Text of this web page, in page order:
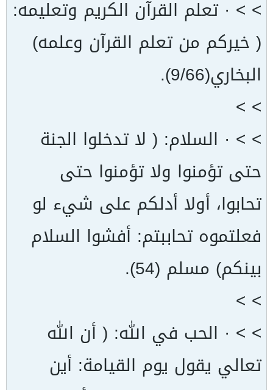
> > · تعلم القرآن الكريم وتعليمه:
( خيركم من تعلم القرآن وعلمه)
البخاري(9/66).
> >
> > · السلام: ( لا تدخلوا الجنة
حتى تؤمنوا ولا تؤمنوا حتى
تحابوا، أولا أدلكم على شيء لو
فعلتموه تحاببتم: أفشوا السلام
بينكم) مسلم (54).
> >
> > · الحب في الله: ( أن الله
تعالي يقول يوم القيامة: أين